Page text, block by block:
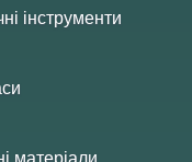
інструменти